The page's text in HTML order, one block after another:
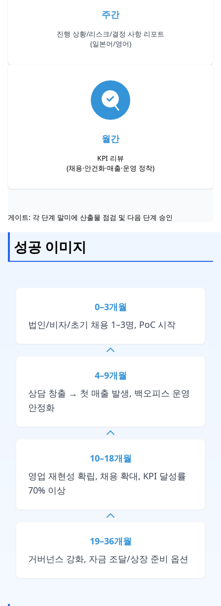
주간
진행 상황/리스크/결정 사항 리포트
(일본어/영어)
월간
KPI 리뷰
(채용·안건화·매출·운영 정착)
게이트: 각 단계 말미에 산출물 점검 및 다음 단계 승인
성공 이미지
0–3개월
법인/비자/초기 채용 1–3명, PoC 시작
4–9개월
상담 창출 → 첫 매출 발생, 백오피스 운영
안정화
10–18개월
영업 재현성 확립, 채용 확대, KPI 달성률
70% 이상
19–36개월
거버넌스 강화, 자금 조달/상장 준비 옵션